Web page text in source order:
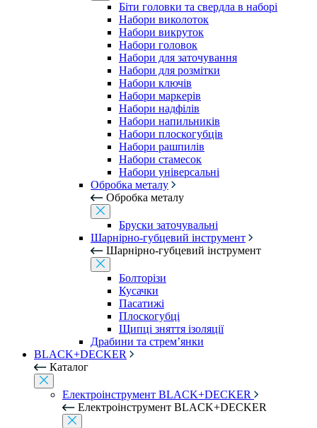
Біти головки та свердла в наборі
Набори виколоток
Набори викруток
Набори головок
Набори для заточування
Набори для розмітки
Набори ключів
Набори маркерів
Набори надфілів
Набори напильників
Набори плоскогубців
Набори рашпилів
Набори стамесок
Набори універсальні
Обробка металу
Обробка металу
Бруски заточувальні
Шарнірно-губцевий інструмент
Шарнірно-губцевий інструмент
Болторізи
Кусачки
Пасатижі
Плоскогубці
Щипці зняття ізоляції
Драбини та стрем’янки
BLACK+DECKER
Каталог
Електроінструмент BLACK+DECKER
Електроінструмент BLACK+DECKER